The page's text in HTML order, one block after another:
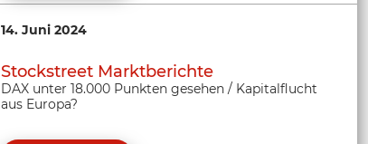
14. Juni 2024
Stockstreet Marktberichte
DAX unter 18.000 Punkten gesehen / Kapitalflucht
aus Europa?